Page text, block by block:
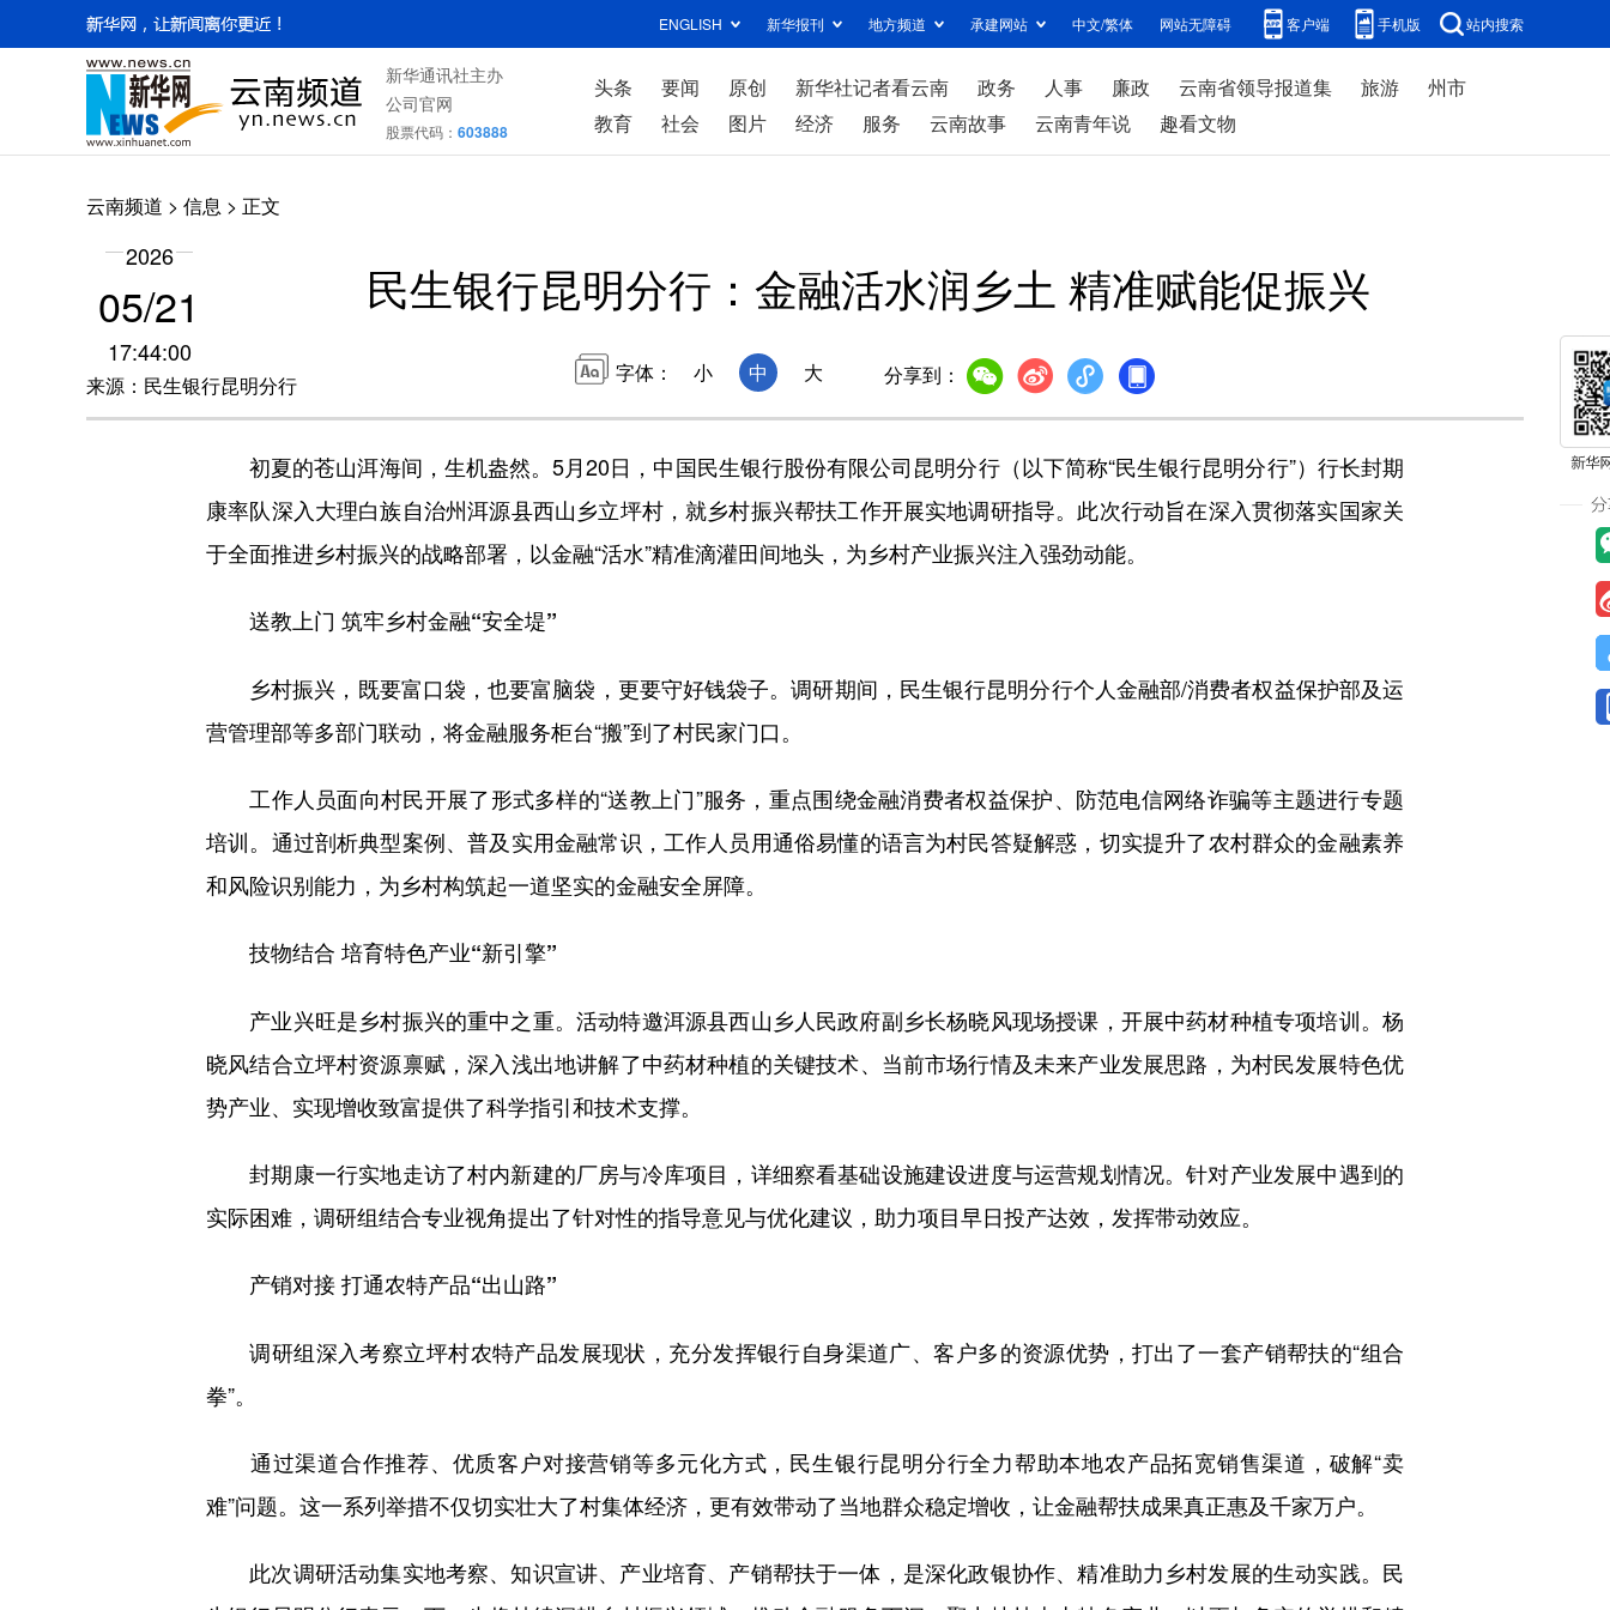
ENGLISH 新华报刊 地方频道 承建网站 中文/繁体 网站无障碍 客户端 手机版 站内搜索
新华通讯社主办
公司官网
股票代码： 603888
头条 要闻 原创 新华社记者看云南 政务 人事 廉政 云南省领导报道集 旅游
州市
教育
社会 图片 经济 服务 云南故事 云南青年说 趣看文物
云南频道 > 信息 > 正文
2026
05/21
17:44:00
来源：民生银行昆明分行
民生银行昆明分行：金融活水润乡土 精准赋能促振兴
字体： 小 中 大 分享到：
初夏的苍山洱海间，生机盎然。5月20日，中国民生银行股份有限公司昆明分行（以下简称“民生银行昆明分行”）行长封期
康率队深入大理白族自治州洱源县西山乡立坪村，就乡村振兴帮扶工作开展实地调研指导。此次行动旨在深入贯彻落实国家关
于全面推进乡村振兴的战略部署，以金融“活水”精准滴灌田间地头，为乡村产业振兴注入强劲动能。
送教上门 筑牢乡村金融“安全堤”
乡村振兴，既要富口袋，也要富脑袋，更要守好钱袋子。调研期间，民生银行昆明分行个人金融部/消费者权益保护部及运
营管理部等多部门联动，将金融服务柜台“搬”到了村民家门口。
工作人员面向村民开展了形式多样的“送教上门”服务，重点围绕金融消费者权益保护、防范电信网络诈骗等主题进行专题
培训。通过剖析典型案例、普及实用金融常识，工作人员用通俗易懂的语言为村民答疑解惑，切实提升了农村群众的金融素养
和风险识别能力，为乡村构筑起一道坚实的金融安全屏障。
技物结合 培育特色产业“新引擎”
产业兴旺是乡村振兴的重中之重。活动特邀洱源县西山乡人民政府副乡长杨晓风现场授课，开展中药材种植专项培训。杨
晓风结合立坪村资源禀赋，深入浅出地讲解了中药材种植的关键技术、当前市场行情及未来产业发展思路，为村民发展特色优
势产业、实现增收致富提供了科学指引和技术支撑。
封期康一行实地走访了村内新建的厂房与冷库项目，详细察看基础设施建设进度与运营规划情况。针对产业发展中遇到的
实际困难，调研组结合专业视角提出了针对性的指导意见与优化建议，助力项目早日投产达效，发挥带动效应。
产销对接 打通农特产品“出山路”
调研组深入考察立坪村农特产品发展现状，充分发挥银行自身渠道广、客户多的资源优势，打出了一套产销帮扶的“组合
拳”。
通过渠道合作推荐、优质客户对接营销等多元化方式，民生银行昆明分行全力帮助本地农产品拓宽销售渠道，破解“卖
难”问题。这一系列举措不仅切实壮大了村集体经济，更有效带动了当地群众稳定增收，让金融帮扶成果真正惠及千家万户。
此次调研活动集实地考察、知识宣讲、产业培育、产销帮扶于一体，是深化政银协作、精准助力乡村发展的生动实践。民